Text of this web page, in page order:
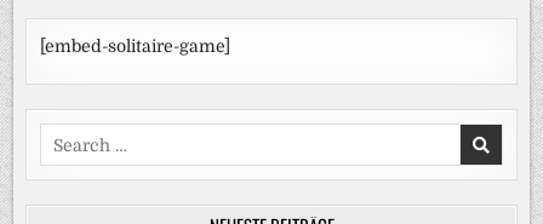
[embed-solitaire-game]
Search
for: